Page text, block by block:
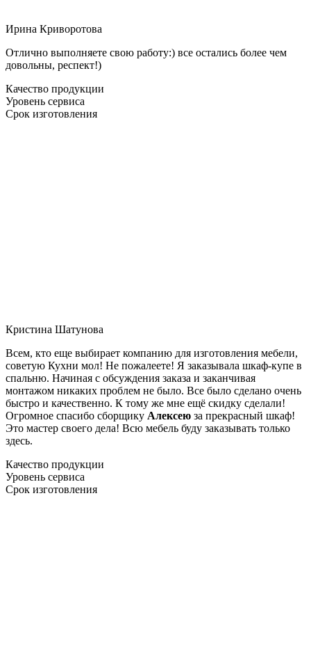
Ирина Криворотова
Отлично выполняете свою работу:) все остались более чем
довольны, респект!)
Качество продукции
Уровень сервиса
Срок изготовления
Кристина Шатунова
Всем, кто еще выбирает компанию для изготовления мебели,
советую Кухни мол! Не пожалеете! Я заказывала шкаф-купе в
спальню. Начиная с обсуждения заказа и заканчивая
монтажом никаких проблем не было. Все было сделано очень
быстро и качественно. К тому же мне ещё скидку сделали!
Огромное спасибо сборщику Алексею за прекрасный шкаф!
Это мастер своего дела! Всю мебель буду заказывать только
здесь.
Качество продукции
Уровень сервиса
Срок изготовления